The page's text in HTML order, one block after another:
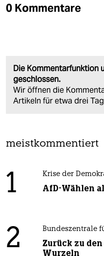
0 Kommentare
Die Kommentarfunktion
geschlossen.
Wir öffnen die
Artikeln für etwa drei
meistkommentiert
1 Krise der
AfD-Wählen
2 Bundeszentrale
Zurück zu
Wurzeln